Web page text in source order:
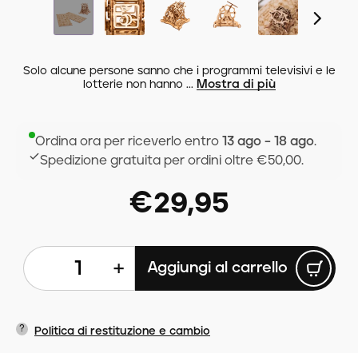
Solo alcune persone sanno che i programmi televisivi e le
lotterie non hanno ... Mostra di più
Ordina ora per riceverlo entro 13 ago – 18 ago.
Spedizione gratuita per ordini oltre €50,00.
€29,95
+ Aggiungi al carrello
? Politica di restituzione e cambio